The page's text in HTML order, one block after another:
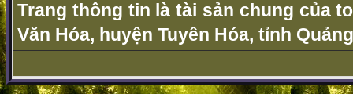
Trang thông tin là tài sản chung của
Văn Hóa, huyện Tuyên Hóa, tỉnh